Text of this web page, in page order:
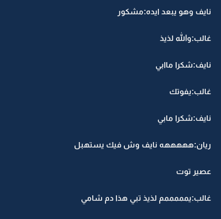
نايف وهو يبعد ايده:مشكور
غالب:والله لذيذ
نايف:شكرا ماابي
غالب:يفوتك
نايف:شكرا مابي
ريان:هههههه نايف وش فيك يستهبل
عصير توت
غالب:يمممممم لذيذ تبي هذا دم شامي